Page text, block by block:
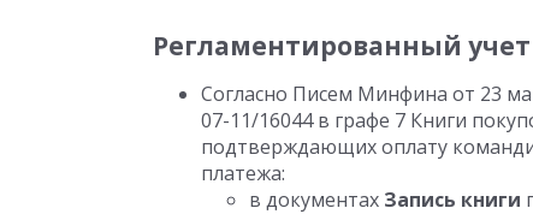
Регламентированный учет
Согласно Писем Минфина от 23
07-11/16044 в графе 7 Книги
подтверждающих оплату
платежа:
в документах Запись книги